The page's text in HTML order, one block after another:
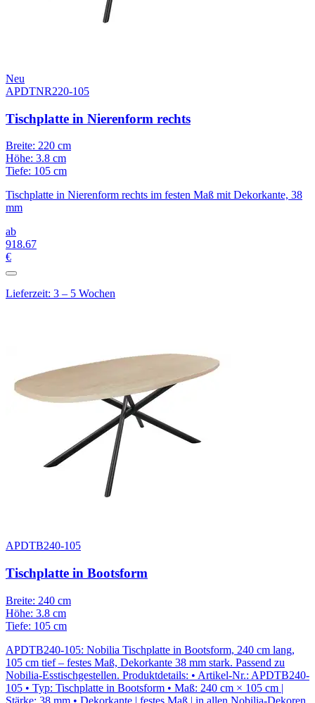
Neu
APDTNR220-105
Tischplatte in Nierenform rechts
Breite: 220 cm
Höhe: 3.8 cm
Tiefe: 105 cm
Tischplatte in Nierenform rechts im festen Maß mit Dekorkante, 38
mm
ab
918.67
€
Lieferzeit: 3 – 5 Wochen
APDTB240-105
Tischplatte in Bootsform
Breite: 240 cm
Höhe: 3.8 cm
Tiefe: 105 cm
APDTB240-105: Nobilia Tischplatte in Bootsform, 240 cm lang,
105 cm tief – festes Maß, Dekorkante 38 mm stark. Passend zu
Nobilia-Esstischgestellen. Produktdetails: • Artikel-Nr.: APDTB240-
105 • Typ: Tischplatte in Bootsform • Maß: 240 cm × 105 cm |
Stärke: 38 mm • Dekorkante | festes Maß | in allen Nobilia-Dekoren